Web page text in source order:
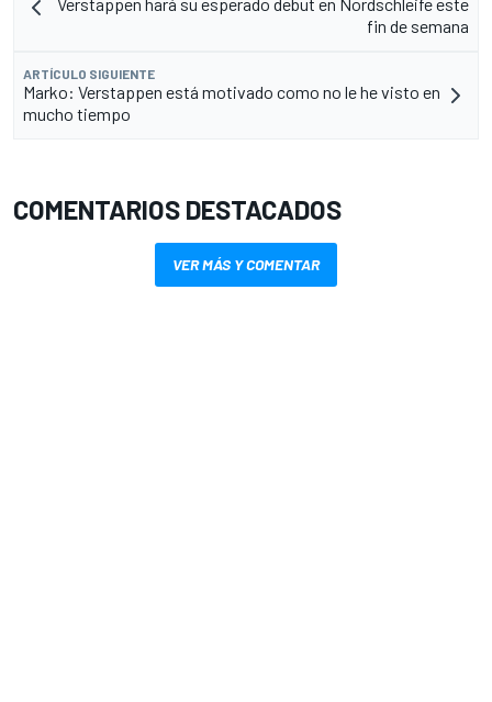
fin de semana
ARTÍCULO SIGUIENTE
Marko: Verstappen está motivado como no le he visto en
mucho tiempo
COMENTARIOS DESTACADOS
VER MÁS Y COMENTAR